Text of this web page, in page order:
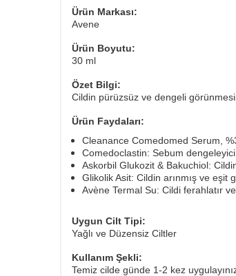
Ürün Markası:
Avene
Ürün Boyutu:
30 ml
Özet Bilgi:
Cildin pürüzsüz ve dengeli
Ürün Faydaları:
Cleanance Comedomed Serum,
Comedoclastin: Sebum dengeleyici
Askorbil Glukozit & Bakuchiol:
Glikolik Asit: Cildin arınmış ve eşit
Avène Termal Su: Cildi ferahlatır
Uygun Cilt Tipi:
Yağlı ve Düzensiz Ciltler
Kullanım Şekli:
Temiz cilde günde 1-2 kez